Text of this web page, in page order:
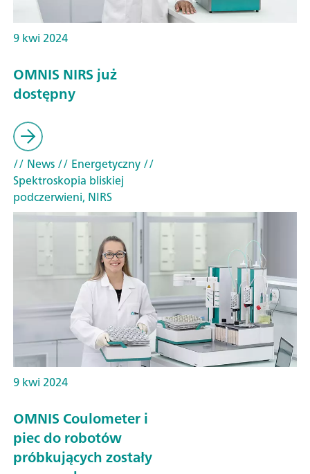
9 kwi 2024
OMNIS NIRS już
dostępny
// News// Energetyczny//
Spektroskopia bliskiej
podczerwieni, NIRS
9 kwi 2024
OMNIS Coulometer i
piec do robotów
próbkujących zostały